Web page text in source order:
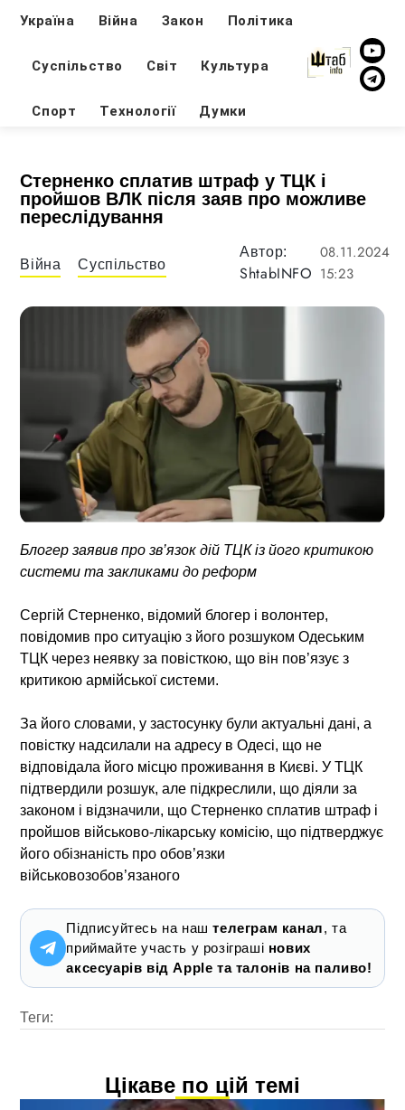
Україна Війна Закон Політика
Суспільство Світ Культура
Спорт Технології Думки
Стерненко сплатив штраф у ТЦК і
пройшов ВЛК після заяв про можливе
переслідування
Війна Суспільство
Автор:
ShtabINFO
08.11.2024
15:23
Блогер заявив про зв’язок дій ТЦК із його критикою
системи та закликами до реформ
Сергій Стерненко, відомий блогер і волонтер,
повідомив про ситуацію з його розшуком Одеським
ТЦК через неявку за повісткою, що він пов’язує з
критикою армійської системи.
За його словами, у застосунку були актуальні дані, а
повістку надсилали на адресу в Одесі, що не
відповідала його місцю проживання в Києві. У ТЦК
підтвердили розшук, але підкреслили, що діяли за
законом і відзначили, що Стерненко сплатив штраф і
пройшов військово-лікарську комісію, що підтверджує
його обізнаність про обов’язки
військовозобов’язаного
Підписуйтесь на наштелеграм канал, та
приймайте участь у розіграші нових
аксесуарів від Apple та талонів на паливо!
Теги:
Цікаве по цій темі